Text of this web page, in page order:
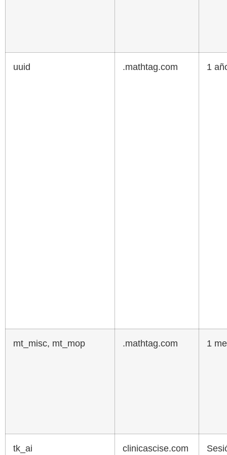
uuid .mathtag.com 1
mt_misc, mt_mop .mathtag.com 1
tk_ai clinicascise.com